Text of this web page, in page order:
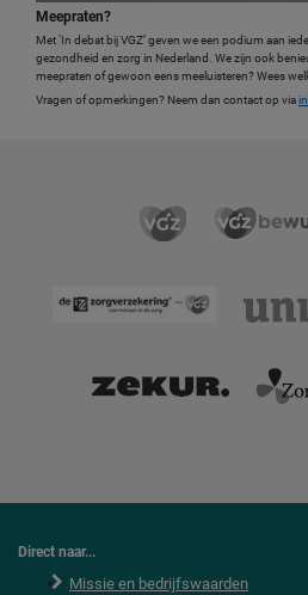
Meepraten?
Met ‘In debat bij VGZ’ geven we een podium aan
gezondheid en zorg in Nederland. We zijn ook
meepraten of gewoon eens meeluisteren? Wees
Vragen of opmerkingen? Neem dan contact op via
Direct naar...
Missie en bedrijfswaarden